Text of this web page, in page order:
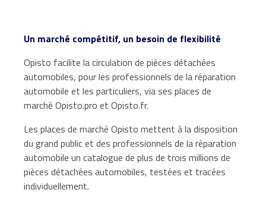
Un marché compétitif, un besoin de flexibilité
Opisto facilite la circulation de pièces détachées
automobiles, pour les professionnels de la réparation
automobile et les particuliers, via ses places de
marché Opisto.pro et Opisto.fr.
Les places de marché Opisto mettent à la disposition
du grand public et des professionnels de la réparation
automobile un catalogue de plus de trois millions de
pièces détachées automobiles, testées et tracées
individuellement.